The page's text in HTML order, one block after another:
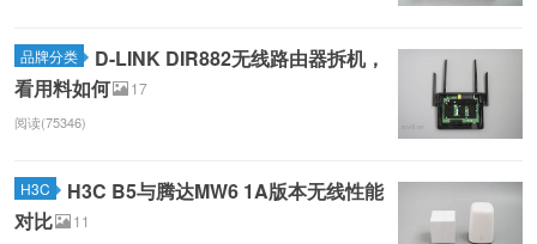
品牌分类
D-LINK DIR882无线路由器拆机，
看用料如何
17
阅读(75346)
H3C
H3C B5与腾达MW6 1A版本无线性能
对比
11